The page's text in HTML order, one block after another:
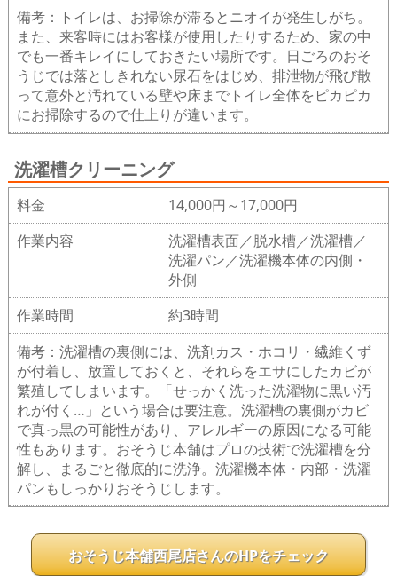
備考：トイレは、お掃除が滞るとニオイが発生しがち。
また、来客時にはお客様が使用したりするため、家の中
でも一番キレイにしておきたい場所です。日ごろのおそ
うじでは落としきれない尿石をはじめ、排泄物が飛び散
って意外と汚れている壁や床までトイレ全体をピカピカ
にお掃除するので仕上りが違います。
洗濯槽クリーニング
料金
14,000円～17,000円
作業内容
洗濯槽表面／脱水槽／洗濯槽／
洗濯パン／洗濯機本体の内側・
外側
作業時間
約3時間
備考：洗濯槽の裏側には、洗剤カス・ホコリ・繊維くず
が付着し、放置しておくと、それらをエサにしたカビが
繁殖してしまいます。「せっかく洗った洗濯物に黒い汚
れが付く…」という場合は要注意。洗濯槽の裏側がカビ
で真っ黒の可能性があり、アレルギーの原因になる可能
性もあります。おそうじ本舗はプロの技術で洗濯槽を分
解し、まるごと徹底的に洗浄。洗濯機本体・内部・洗濯
パンもしっかりおそうじします。
おそうじ本舗西尾店さんのHPをチェック